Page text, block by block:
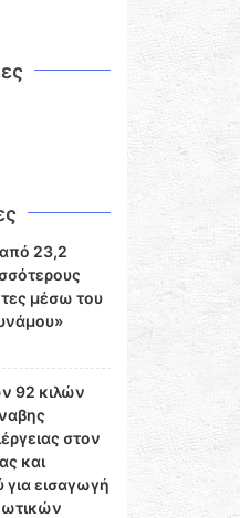
23,2
μέσω του
92 κιλών
στον
και
εισαγωγή